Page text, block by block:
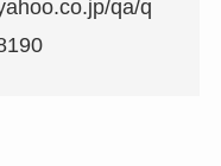
qa/q